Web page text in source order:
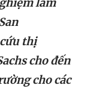
thị
cho đến
cho các